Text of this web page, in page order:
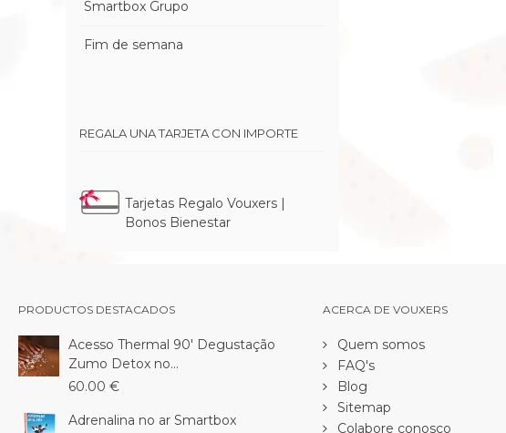
Smartbox Grupo
Fim de semana
REGALA UNA TARJETA CON IMPORTE
Tarjetas Regalo Vouxers |
Bonos Bienestar
PRODUCTOS DESTACADOS
Acesso Thermal 90' Degustação
Zumo Detox no...
60.00 €
Adrenalina no ar Smartbox
ACERCA DE VOUXERS
Quem somos
FAQ's
Blog
Sitemap
Colabore conosco